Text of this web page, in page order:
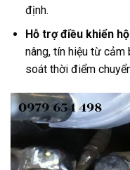
định.
Hỗ trợ điều khiển
nâng, tín hiệu từ
soát thời điểm